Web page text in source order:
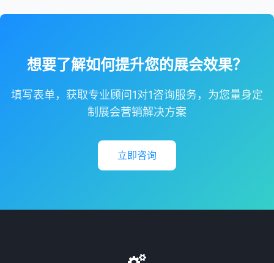
想要了解如何提升您的展会效果？
填写表单，获取专业顾问1对1咨询服务，为您量身定
制展会营销解决方案
立即咨询